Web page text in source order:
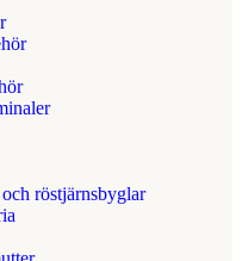
röstjärnsbyglar